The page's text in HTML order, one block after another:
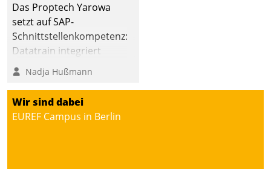
Das Proptech Yarowa
setzt auf SAP-
Schnittstellenkompetenz:
Datatrain integriert
Yarowas Portal zur
Vergabe und Verwaltung
von Aufträgen der
operativen
Instandhaltung in die
Nadja Hußmann
Wir sind dabei
EUREF Campus in Berlin